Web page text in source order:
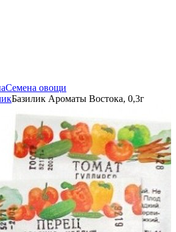
Семена овощи
Базилик Ароматы Востока, 0,3г